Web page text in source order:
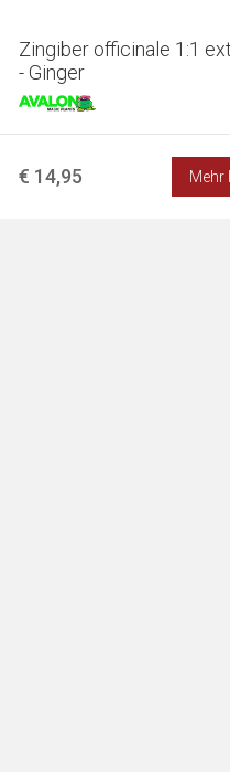
Zingiber officinale 1:1
- Ginger
€ 14,95 Mehr